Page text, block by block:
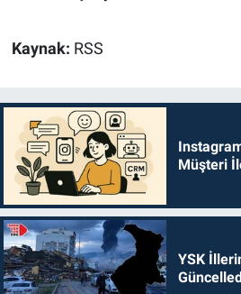
Kaynak: RSS
Müşteri
YSK